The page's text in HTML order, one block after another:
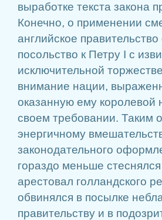
выработке текста закона
Конечно, о применении
английское
посольство к Петру I с
исключительной
внимание нации,
оказанную ему королевой
своем требовании. Таким
энергичному
законодательного
гораздо меньше
арестовал голландского
обвинялся в посылке
правительству и в